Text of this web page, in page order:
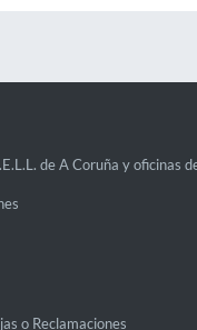
de A Coruña y oficinas
o Reclamaciones